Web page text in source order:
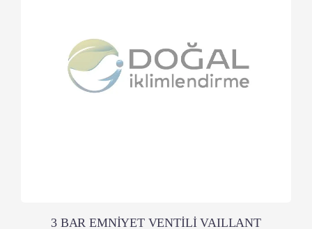
3 BAR EMNİYET VENTİLİ VAILLANT